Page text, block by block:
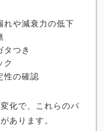
れや減衰力の低下
つき
ク
性の確認
化で、これらのパ
あります。